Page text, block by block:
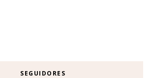
SEGUIDORES